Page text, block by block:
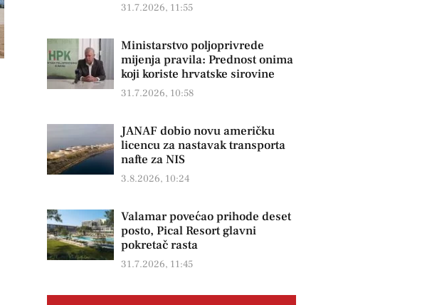
31.7.2026, 11:55
Ministarstvo poljoprivrede
mijenja pravila: Prednost onima
koji koriste hrvatske sirovine
31.7.2026, 10:58
JANAF dobio novu američku
licencu za nastavak transporta
nafte za NIS
3.8.2026, 10:24
Valamar povećao prihode deset
posto, Pical Resort glavni
pokretač rasta
31.7.2026, 11:45